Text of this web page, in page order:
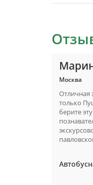
Москва
Отличная
только
берите